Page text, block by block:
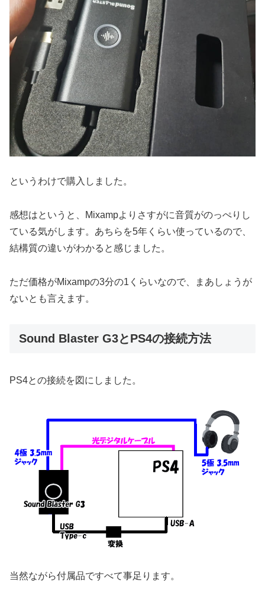
というわけで購入しました。
感想はというと、Mixampよりさすがに音質がのっぺりし
ている気がします。あちらを5年くらい使っているので、
結構質の違いがわかると感じました。
ただ価格がMixampの3分の1くらいなので、まあしょうが
ないとも言えます。
Sound Blaster G3とPS4の接続方法
PS4との接続を図にしました。
当然ながら付属品ですべて事足ります。